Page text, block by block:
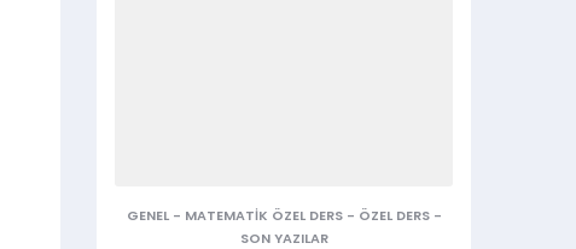
GENEL- MATEMATIK ÖZEL DERS- ÖZEL DERS-
SON YAZILAR